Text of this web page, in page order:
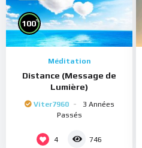
100%
Méditation
Distance (Message de
Lumière)
Viter7960
3 Années
Passés
4 746